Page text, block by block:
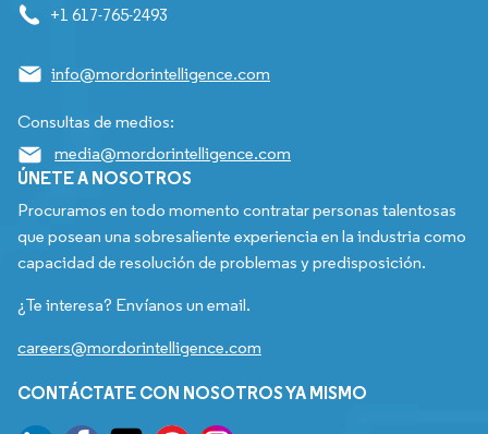
+1 617-765-2493
info@mordorintelligence.com
Consultas de medios:
media@mordorintelligence.com
ÚNETE A NOSOTROS
Procuramos en todo momento contratar personas talentosas
que posean una sobresaliente experiencia en la industria como
capacidad de resolución de problemas y predisposición.
¿Te interesa? Envíanos un email.
careers@mordorintelligence.com
CONTÁCTATE CON NOSOTROS YA MISMO